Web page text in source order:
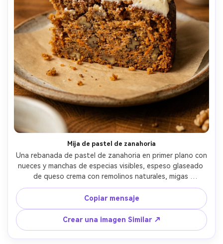
Mija de pastel de zanahoria
Una rebanada de pastel de zanahoria en primer plano con
nueces y manchas de especias visibles, espeso glaseado
de queso crema con remolinos naturales, migas
esparcidas en un plato forrado de pergamino, cálido y
acogedor fondo de cocina borroso, disparado en Canon
EOS R6, macro de 100 mm, f/2.8, textura ultra real,
apetitoso grado de color cálido, suave iluminación
cinematográfica- -ar 4:5
Copiar mensaje
Crear una imagen Similar ↗